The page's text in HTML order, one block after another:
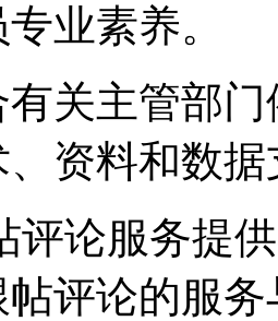
业素养。
有关主管部
资料和数
评论服务提
评论的服